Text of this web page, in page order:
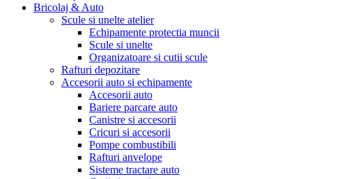
Bricolaj & Auto
Scule si unelte atelier
Echipamente protectia muncii
Scule si unelte
Organizatoare si cutii scule
Rafturi depozitare
Accesorii auto si echipamente
Accesorii auto
Bariere parcare auto
Canistre si accesorii
Cricuri si accesorii
Pompe combustibili
Rafturi anvelope
Sisteme tractare auto